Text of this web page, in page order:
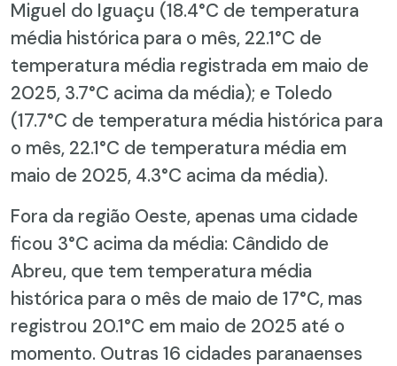
Miguel do Iguaçu (18.4°C de temperatura
média histórica para o mês, 22.1°C de
temperatura média registrada em maio de
2025, 3.7°C acima da média); e Toledo
(17.7°C de temperatura média histórica para
o mês, 22.1°C de temperatura média em
maio de 2025, 4.3°C acima da média).
Fora da região Oeste, apenas uma cidade
ficou 3°C acima da média: Cândido de
Abreu, que tem temperatura média
histórica para o mês de maio de 17°C, mas
registrou 20.1°C em maio de 2025 até o
momento. Outras 16 cidades paranaenses